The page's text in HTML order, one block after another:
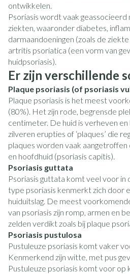
ontwikkelen.
Psoriasis wordt vaak
ziekten, waaronder diabetes,
darmaandoeningen (zoals de
artritis psoriatica (een vorm van
huidpsoriasis).
Er zijn verschillende
Plaque psoriasis (of psoriasis
Plaque psoriasis is het meest
(80%). Het zijn rode, begrensde
centimeter. De huid is verheven
zilveren erupties of ‘plaques’ die
plaques worden vaak aangetroffen
en hoofdhuid (psoriasis capitis).
Psoriasis guttata
Psoriasis guttata komt veel voor
type psoriasis kenmerkt zich door
huiduitslag. De meest
van psoriasis zijn romp, armen en
zelden verdikt zoals bij plaque
Psoriasis pustulosa
Pustuleuze psoriasis komt vaker
Kenmerkend zijn witte, met pus
Pustuleuze psoriasis komt voor op